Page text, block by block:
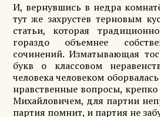
И, вернувшись в недра
тут же захрустев терновым
статьи, которая
гораздо объемнее
сочинений. Изматывающая
букв о классовом
человека человеком
нравственные вопросы,
Михайловичем, для партии
партия помнит, и партия не